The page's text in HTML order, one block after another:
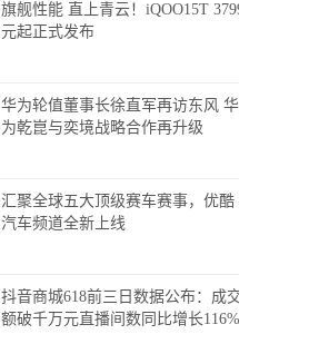
旗舰性能 直上青云！iQOO15T 3799
元起正式发布
华为轮值董事长徐直军再访东风 华
为乾崑与奕境战略合作再升级
汇聚全球五大顶级赛车赛事，优酷
汽车频道全新上线
抖音商城618前三日数据公布：成交
额破千万元直播间数同比增长116%